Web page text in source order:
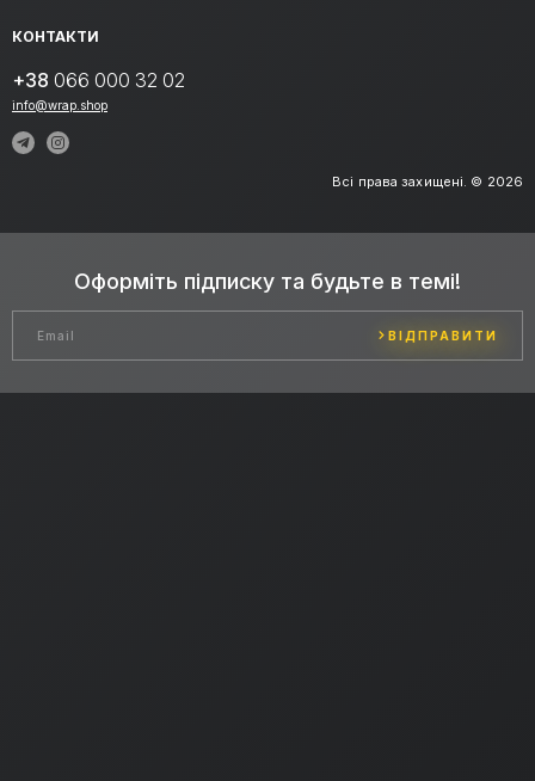
КОНТАКТИ
+38 066 000 32 02
info@wrap.shop
Всі права захищені. © 2026
Оформіть підписку та будьте в темі!
ВІДПРАВИТИ